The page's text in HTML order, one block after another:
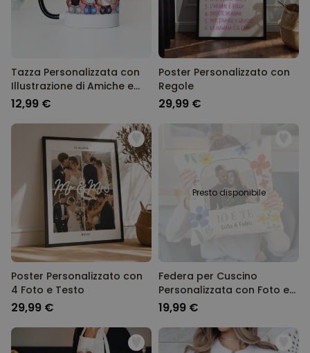
Tazza Personalizzata con
Illustrazione di Amiche e
Testo
12,99 €
Poster Personalizzato con
Regole
29,99 €
Poster Personalizzato con
4 Foto e Testo
29,99 €
Presto disponibile
Federa per Cuscino
Personalizzata con Foto e
Testo
19,99 €